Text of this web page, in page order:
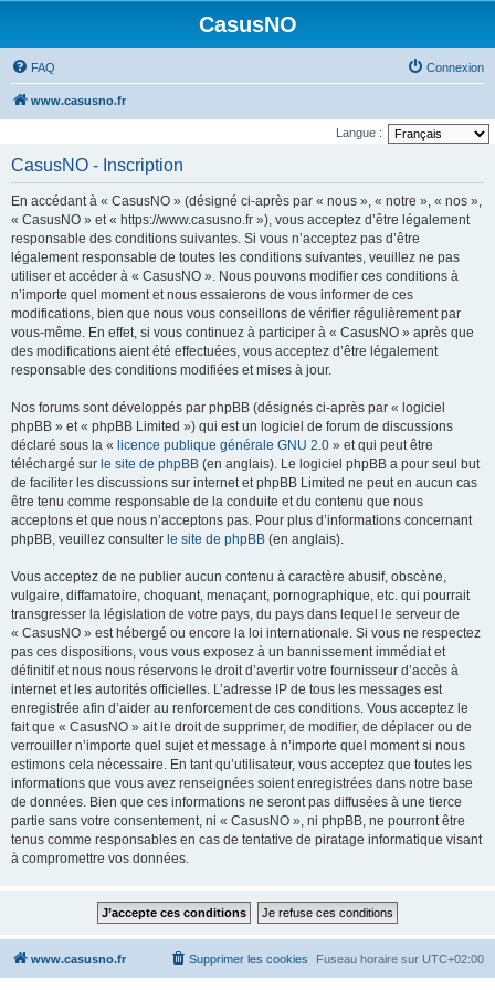
CasusNO
FAQ Connexion
www.casusno.fr
Langue :
CasusNO - Inscription
En accédant à « CasusNO » (désigné ci-après par « nous », « notre », « nos »,
« CasusNO » et « https://www.casusno.fr »), vous acceptez d’être légalement
responsable des conditions suivantes. Si vous n’acceptez pas d’être
légalement responsable de toutes les conditions suivantes, veuillez ne pas
utiliser et accéder à « CasusNO ». Nous pouvons modifier ces conditions à
n’importe quel moment et nous essaierons de vous informer de ces
modifications, bien que nous vous conseillons de vérifier régulièrement par
vous-même. En effet, si vous continuez à participer à « CasusNO » après que
des modifications aient été effectuées, vous acceptez d’être légalement
responsable des conditions modifiées et mises à jour.
Nos forums sont développés par phpBB (désignés ci-après par « logiciel
phpBB » et « phpBB Limited ») qui est un logiciel de forum de discussions
déclaré sous la « licence publique générale GNU 2.0 » et qui peut être
téléchargé sur le site de phpBB (en anglais). Le logiciel phpBB a pour seul but
de faciliter les discussions sur internet et phpBB Limited ne peut en aucun cas
être tenu comme responsable de la conduite et du contenu que nous
acceptons et que nous n’acceptons pas. Pour plus d’informations concernant
phpBB, veuillez consulter le site de phpBB (en anglais).
Vous acceptez de ne publier aucun contenu à caractère abusif, obscène,
vulgaire, diffamatoire, choquant, menaçant, pornographique, etc. qui pourrait
transgresser la législation de votre pays, du pays dans lequel le serveur de
« CasusNO » est hébergé ou encore la loi internationale. Si vous ne respectez
pas ces dispositions, vous vous exposez à un bannissement immédiat et
définitif et nous nous réservons le droit d’avertir votre fournisseur d’accès à
internet et les autorités officielles. L’adresse IP de tous les messages est
enregistrée afin d’aider au renforcement de ces conditions. Vous acceptez le
fait que « CasusNO » ait le droit de supprimer, de modifier, de déplacer ou de
verrouiller n’importe quel sujet et message à n’importe quel moment si nous
estimons cela nécessaire. En tant qu’utilisateur, vous acceptez que toutes les
informations que vous avez renseignées soient enregistrées dans notre base
de données. Bien que ces informations ne seront pas diffusées à une tierce
partie sans votre consentement, ni « CasusNO », ni phpBB, ne pourront être
tenus comme responsables en cas de tentative de piratage informatique visant
à compromettre vos données.
www.casusno.fr Fuseau horaire sur UTC+02:00
Supprimer les cookies